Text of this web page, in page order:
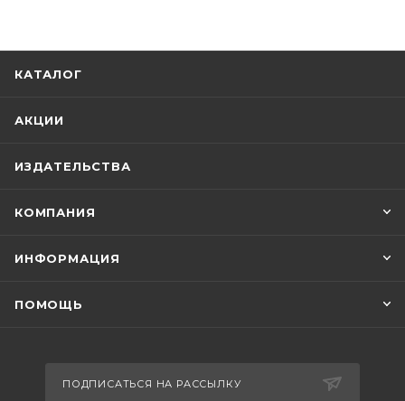
КАТАЛОГ
АКЦИИ
ИЗДАТЕЛЬСТВА
КОМПАНИЯ
ИНФОРМАЦИЯ
ПОМОЩЬ
ПОДПИСАТЬСЯ НА РАССЫЛКУ